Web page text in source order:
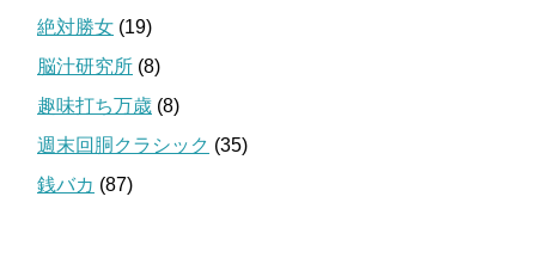
絶対勝女 (19)
脳汁研究所 (8)
趣味打ち万歳 (8)
週末回胴クラシック (35)
銭バカ (87)